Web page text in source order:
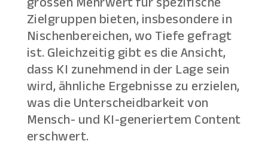
Zielgruppen bieten, insbesondere in
Nischenbereichen, wo Tiefe gefragt
ist. Gleichzeitig gibt es die Ansicht,
dass KI zunehmend in der Lage sein
wird, ähnliche Ergebnisse zu erzielen,
was die Unterscheidbarkeit von
Mensch- und KI-generiertem Content
erschwert.